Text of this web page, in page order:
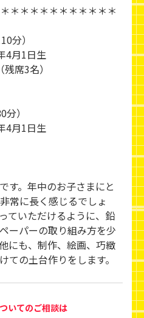
＊＊＊＊＊＊＊＊＊
分）
4月1日生
席3名）
）
4月1日生
す。年中のお子さまにと
常に長く感じるでしょ
ていただけるように、鉛
ーパーの取り組み方を少
にも、制作、絵画、巧緻
ての土台作りをします。
いてのご相談は